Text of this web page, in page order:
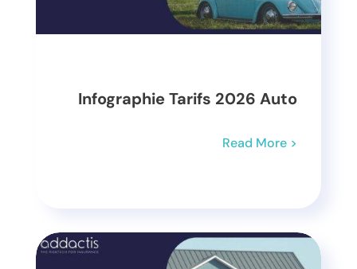
Infographie Tarifs 2026 Auto
Read More >